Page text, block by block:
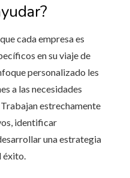
cada empresa es
en su viaje de
personalizado les
a las necesidades
estrechamente
identificar
una estrategia
éxito.